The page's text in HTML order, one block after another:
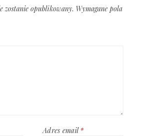
zostanie opublikowany. Wymagane pola
Adres email*